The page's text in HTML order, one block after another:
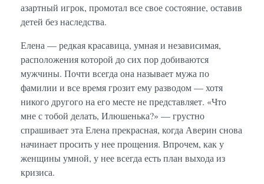
азартный игрок, промотал все свое состояние, оставив
детей без наследства.
Елена — редкая красавица, умная и независимая,
расположения которой до сих пор добиваются
мужчины. Почти всегда она называет мужа по
фамилии и все время грозит ему разводом — хотя
никого другого на его месте не представляет. «Что
мне с тобой делать, Илюшенька?» — грустно
спрашивает эта Елена прекрасная, когда Аверин снова
начинает просить у нее прощения. Впрочем, как у
женщины умной, у нее всегда есть план выхода из
кризиса.